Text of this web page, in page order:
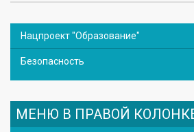
Нацпроект "Образование"
Безопасность
МЕНЮ В ПРАВОЙ